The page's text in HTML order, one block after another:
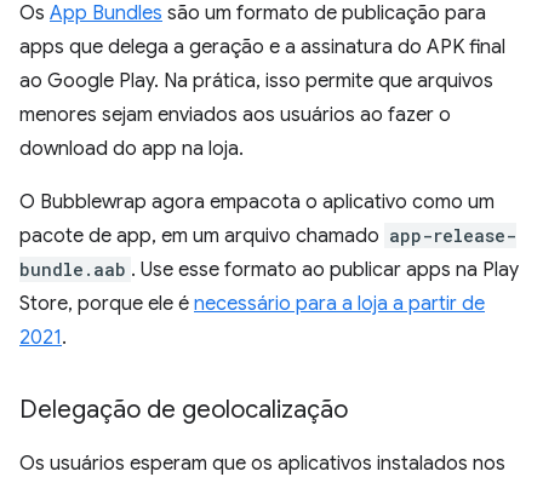
Os App Bundles são um formato de publicação para
apps que delega a geração e a assinatura do APK final
ao Google Play. Na prática, isso permite que arquivos
menores sejam enviados aos usuários ao fazer o
download do app na loja.
O Bubblewrap agora empacota o aplicativo como um
pacote de app, em um arquivo chamado app-release-
bundle.aab . Use esse formato ao publicar apps na Play
Store, porque ele é necessário para a loja a partir de
2021.
Delegação de geolocalização
Os usuários esperam que os aplicativos instalados nos